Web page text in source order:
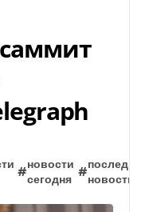
#
новости
сегодня
#
последние
новости